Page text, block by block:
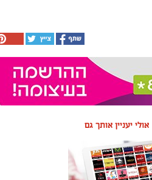
אולי יעניין אותך גם